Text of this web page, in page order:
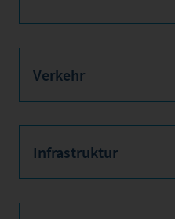
Verkehr
Infrastruktur